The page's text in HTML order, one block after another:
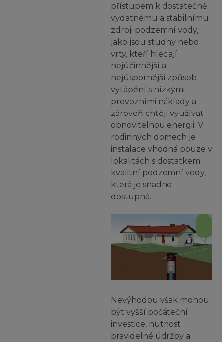
přístupem k dostatečně
vydatnému a stabilnímu
zdroji podzemní vody,
jako jsou studny nebo
vrty, kteří hledají
nejúčinnější a
nejúspornější způsob
vytápění s nízkými
provozními náklady a
zároveň chtějí využívat
obnovitelnou energii. V
rodinných domech je
instalace vhodná pouze v
lokalitách s dostatkem
kvalitní podzemní vody,
která je snadno
dostupná.
Nevýhodou však mohou
být vyšší počáteční
investice, nutnost
pravidelné údržby a